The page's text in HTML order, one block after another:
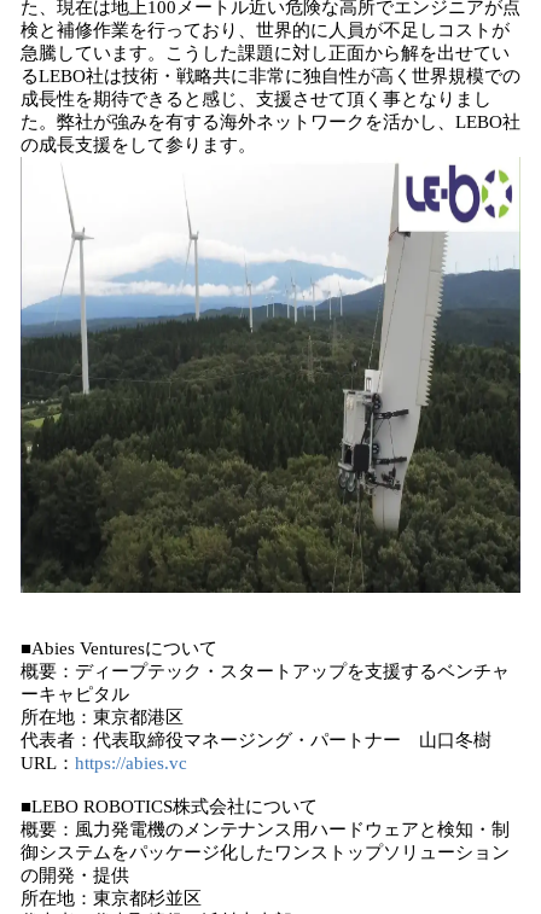
た、現在は地上100メートル近い危険な高所でエンジニアが点
検と補修作業を行っており、世界的に人員が不足しコストが
急騰しています。こうした課題に対し正面から解を出せてい
るLEBO社は技術・戦略共に非常に独自性が高く世界規模での
成長性を期待できると感じ、支援させて頂く事となりまし
た。弊社が強みを有する海外ネットワークを活かし、LEBO社
の成長支援をして参ります。
■Abies Venturesについて
概要：ディープテック・スタートアップを支援するベンチャ
ーキャピタル
所在地：東京都港区
代表者：代表取締役マネージング・パートナー 山口冬樹
URL： https://abies.vc
■LEBO ROBOTICS株式会社について
概要：風力発電機のメンテナンス用ハードウェアと検知・制
御システムをパッケージ化したワンストップソリューション
の開発・提供
所在地：東京都杉並区